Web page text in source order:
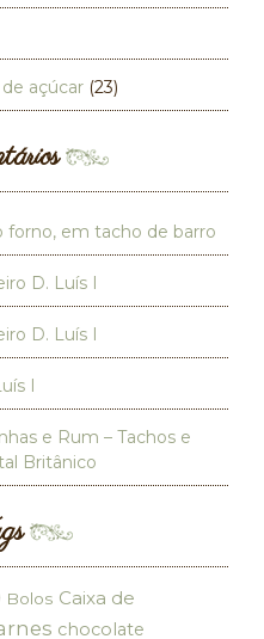
açúcar (23)
forno, em tacho de barro
D. Luís I
D. Luís I
I
e Rum – Tachos e
Britânico
Bolos Caixa de
chocolate